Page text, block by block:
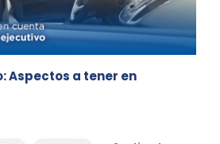
Aspectos a tener en